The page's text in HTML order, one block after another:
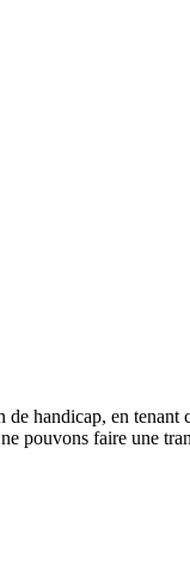
handicap, en tenant
pouvons faire une